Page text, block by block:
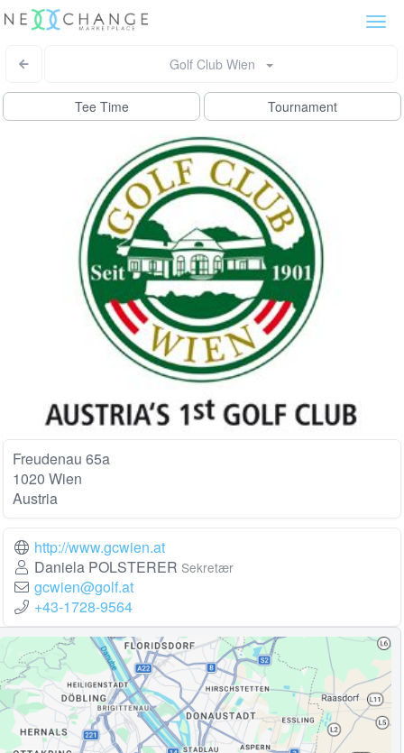
Golf Club Wien
Tee Time Tournament
Freudenau 65a
1020 Wien
Austria
http://www.gcwien.at
Daniela POLSTERER Sekretær
gcwien@golf.at
+43-1728-9564